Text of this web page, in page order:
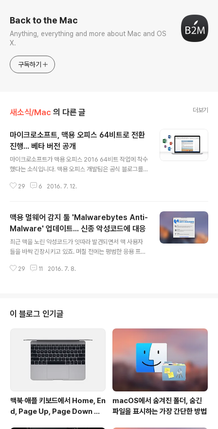
Back to the Mac
Anything, everything and more about Mac and OS
X.
구독하기
새소식/Mac 의 다른 글 더보기
마이크로소프트, 맥용 오피스 64비트로 전환
진행... 베타 버전 공개
마이크로소프트가 맥용 오피스 2016 64비트 작업에 착수
했다는 소식입니다. 맥용 오피스 개발팀은 공식 블로그를
"이제 완전한 64비트 오피스 앱 발표를 앞두고 있다"고 밝
10.5 레오파드를 시작으로 맥 운영체제를 64비트로 전환
한 바 있습니다. 또한 2011년 이래 출시된 모든 맥에 64비
트 인텔 프로세서만 사용하고 있습니다. 64비트 운영체제∙
하드웨어 환경에서도 32비트∙64비트 소프트웨어를 모두
실행할 수 있지만, 64비트 소프트웨어가 함께 작동하는 경
우에만 비로소 사용자가 실직적인 혜택을 누릴 수 있습니
29 6 2016. 7. 12.
맥용 멀웨어 감지 툴 'Malwarebytes Anti-
Malware' 업데이트... 신종 악성코드에 대응
최근 맥을 노린 악성코드가 잇따라 발견되면서 맥 사용자
들을 바싹 긴장시키고 있죠. 며칠 전에는 평범한 응용 프로
발견되는가 하면, 이미지 파일로 둔갑한 악성코드(OSX/K
는 입히지 못했지만, 언제 어떤 변종 악성코드가 나타나 문
제를 일으킬지 알 수 없는 노릇입니다. 이에 신뢰할 수 있는
다운로드 사이트 이용, 운영체제 보안패치, 백업의 생활화
등 기본적인 사전 예방이 어느 때보다 중요해지고 있습니
다. 아울러 시스템이 보안 취약점에 노출되지 않았는지 주
기적으로 체크해 보는 ..
29 11 2016. 7. 8.
이 블로그 인기글
맥북∙애플 키보드에서 Home, En
d, Page Up, Page Down 키
macOS에서 숨겨진 폴더, 숨긴
파일을 표시하는 가장 간단한 방법